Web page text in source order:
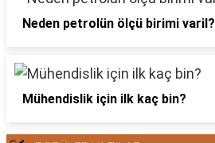
Neden petrolün ölçü birimi varil?
Mühendislik için ilk kaç bin?